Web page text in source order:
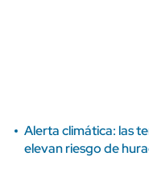
Alerta climática: las
elevan riesgo de